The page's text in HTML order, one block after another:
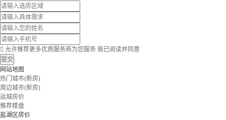
 允许推荐更多优质服务商为您服务 我已阅读并同意
提交
网站地图
热门城市(新房)
周边城市(新房)
运城房价
推荐楼盘
盐湖区房价